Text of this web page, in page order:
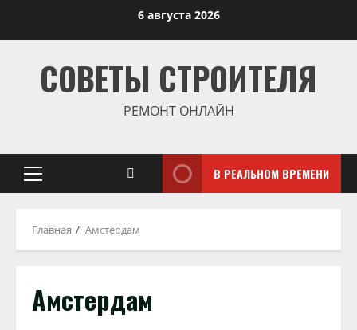
6 августа 2026
СОВЕТЫ СТРОИТЕЛЯ
РЕМОНТ ОНЛАЙН
Основное
В РЕАЛЬНОМ ВРЕМЕНИ
Главная Амстердам
Амстердам